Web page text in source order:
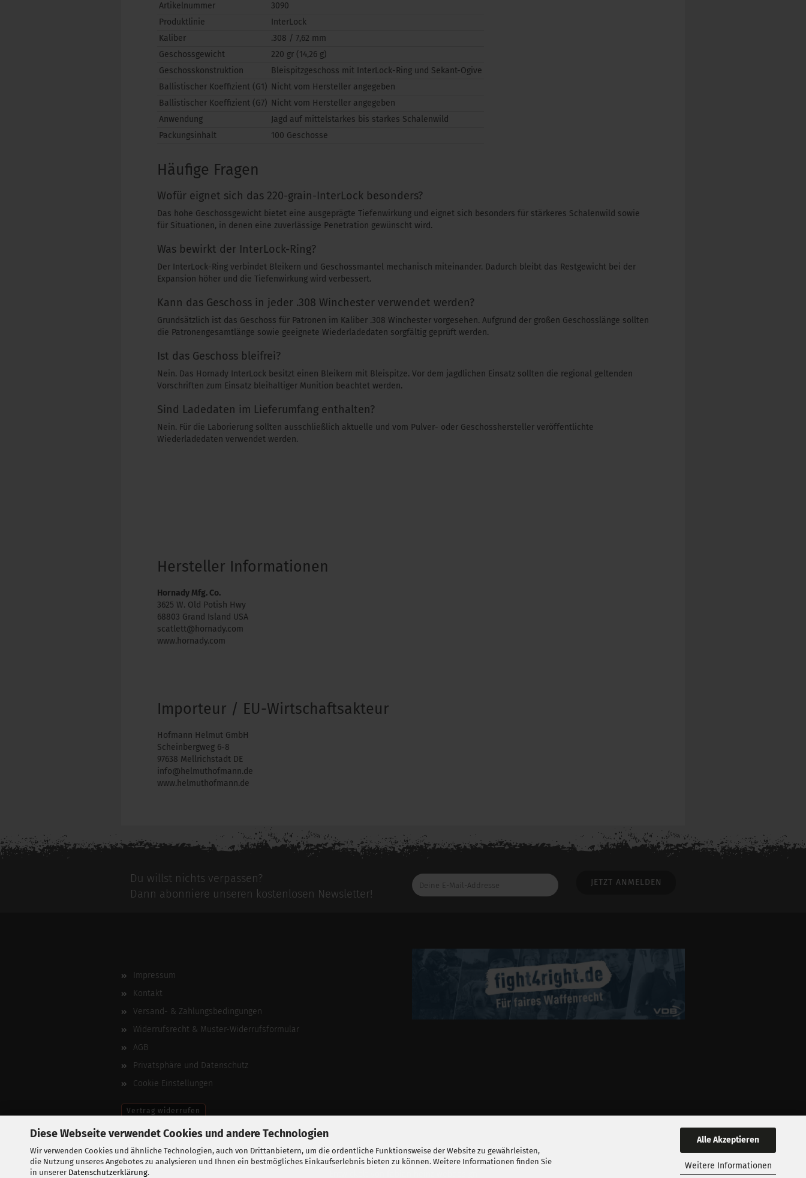
Diese Webseite verwendet Cookies und andere Technologien
Wir verwenden Cookies und ähnliche Technologien, auch von Drittanbietern, um die ordentliche Funktionsweise der Website zu gewährleisten,
die Nutzung unseres Angebotes zu analysieren und Ihnen ein bestmögliches Einkaufserlebnis bieten zu können. Weitere Informationen finden Sie
in unserer Datenschutzerklärung.
Alle Akzeptieren
Weitere Informationen
Artikelnummer
3090
Produktlinie
InterLock
Kaliber
.308 / 7,62 mm
Geschossgewicht
220 gr (14,26 g)
Geschosskonstruktion
Bleispitzgeschoss mit InterLock-Ring und Sekant-Ogive
Ballistischer Koeffizient (G1) Nicht vom Hersteller angegeben
Ballistischer Koeffizient (G7) Nicht vom Hersteller angegeben
Anwendung
Jagd auf mittelstarkes bis starkes Schalenwild
Packungsinhalt
100 Geschosse
Häufige Fragen
Wofür eignet sich das 220-grain-InterLock besonders?
Das hohe Geschossgewicht bietet eine ausgeprägte Tiefenwirkung und eignet sich besonders für stärkeres Schalenwild sowie
für Situationen, in denen eine zuverlässige Penetration gewünscht wird.
Was bewirkt der InterLock-Ring?
Der InterLock-Ring verbindet Bleikern und Geschossmantel mechanisch miteinander. Dadurch bleibt das Restgewicht bei der
Expansion höher und die Tiefenwirkung wird verbessert.
Kann das Geschoss in jeder .308 Winchester verwendet werden?
Grundsätzlich ist das Geschoss für Patronen im Kaliber .308 Winchester vorgesehen. Aufgrund der großen Geschosslänge sollten
die Patronengesamtlänge sowie geeignete Wiederladedaten sorgfältig geprüft werden.
Ist das Geschoss bleifrei?
Nein. Das Hornady InterLock besitzt einen Bleikern mit Bleispitze. Vor dem jagdlichen Einsatz sollten die regional geltenden
Vorschriften zum Einsatz bleihaltiger Munition beachtet werden.
Sind Ladedaten im Lieferumfang enthalten?
Nein. Für die Laborierung sollten ausschließlich aktuelle und vom Pulver- oder Geschosshersteller veröffentlichte
Wiederladedaten verwendet werden.
Hersteller Informationen
Hornady Mfg. Co.
3625 W. Old Potish Hwy
68803 Grand Island USA
scatlett@hornady.com
www.hornady.com
Importeur / EU-Wirtschaftsakteur
Hofmann Helmut GmbH
Scheinbergweg 6-8
97638 Mellrichstadt DE
info@helmuthofmann.de
www.helmuthofmann.de
Du willst nichts verpassen?
Dann abonniere unseren kostenlosen Newsletter!
Deine
E-
Impressum
Kontakt
Versand- & Zahlungsbedingungen
Widerrufsrecht & Muster-Widerrufsformular
AGB
Privatsphäre und Datenschutz
Cookie Einstellungen
Vertrag widerrufen
BALLISTIKSCHUPPEN 2026.